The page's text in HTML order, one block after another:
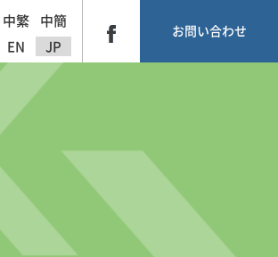
中繁
中簡
EN
JP
お問い合わせ